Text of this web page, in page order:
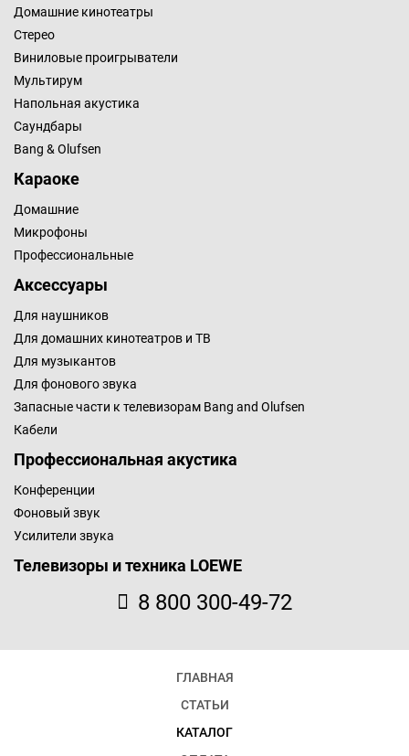
Домашние кинотеатры
Стерео
Виниловые проигрыватели
Мультирум
Напольная акустика
Саундбары
Bang & Olufsen
Караоке
Домашние
Микрофоны
Профессиональные
Аксессуары
Для наушников
Для домашних кинотеатров и ТВ
Для музыкантов
Для фонового звука
Запасные части к телевизорам Bang and Olufsen
Кабели
Профессиональная акустика
Конференции
Фоновый звук
Усилители звука
Телевизоры и техника LOEWE
8 800 300-49-72
ГЛАВНАЯ
СТАТЬИ
КАТАЛОГ